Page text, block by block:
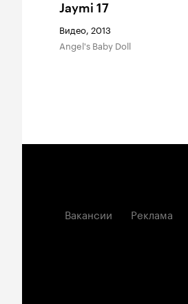
Jaymi 17
Видео, 2013
Angel's Baby Doll
Вакансии Реклама